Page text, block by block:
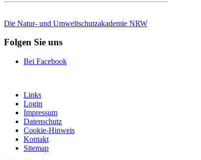
Die Natur- und Umweltschutzakademie NRW
Folgen Sie uns
Bei Facebook
Links
Login
Impressum
Datenschutz
Cookie-Hinweis
Kontakt
Sitemap